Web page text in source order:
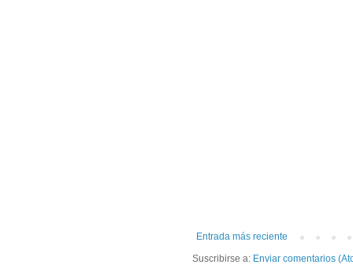
Entrada más reciente
Suscribirse a: Enviar comentarios